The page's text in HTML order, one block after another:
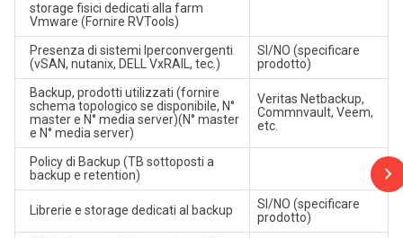
storage fisici dedicati alla farm
Vmware (Fornire RVTools)
Presenza di sistemi Iperconvergenti
(vSAN, nutanix, DELL VxRAIL, tec.)
SI/NO (specificare
prodotto)
Backup, prodotti utilizzati (fornire
schema topologico se disponibile, N°
master e N° media server)(N° master
e N° media server)
Veritas Netbackup,
Commnvault, Veem,
etc.
Policy di Backup (TB sottoposti a
backup e retention)
Librerie e storage dedicati al backup
SI/NO (specificare
prodotto)